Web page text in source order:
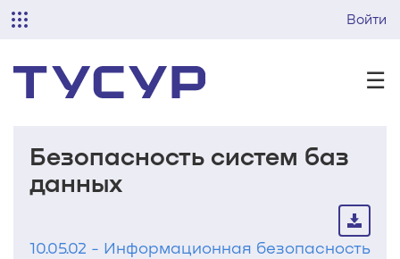
Войти
☰
Безопасность систем баз
данных
10.05.02 - Информационная безопасность